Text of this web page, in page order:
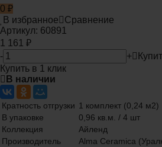
0 ₽
В избранное
Сравнение
Артикул: 60891
1 161 ₽
-
+
Купить в 1 клик
В наличии
Кратность отгрузки 1 комплект (0,24 м2)
В упаковке
0,96 кв.м. / 4 шт
Коллекция
Айленд
Производитель
Alma Ceramica